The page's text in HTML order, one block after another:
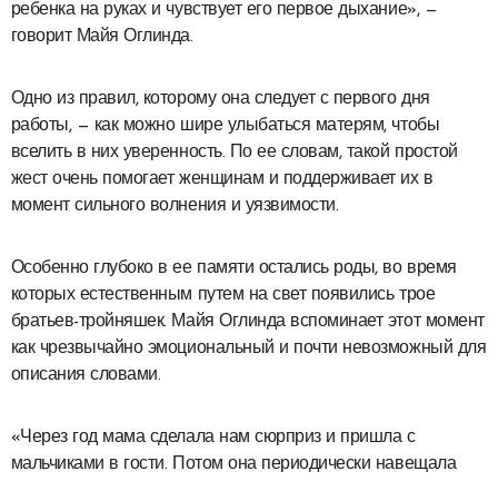
ребенка на руках и чувствует его первое дыхание», —
говорит Майя Оглинда.
Одно из правил, которому она следует с первого дня
работы, — как можно шире улыбаться матерям, чтобы
вселить в них уверенность. По ее словам, такой простой
жест очень помогает женщинам и поддерживает их в
момент сильного волнения и уязвимости.
Особенно глубоко в ее памяти остались роды, во время
которых естественным путем на свет появились трое
братьев-тройняшек. Майя Оглинда вспоминает этот момент
как чрезвычайно эмоциональный и почти невозможный для
описания словами.
«Через год мама сделала нам сюрприз и пришла с
мальчиками в гости. Потом она периодически навещала